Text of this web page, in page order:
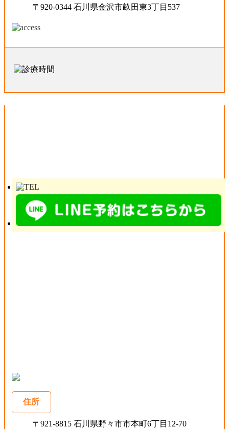
〒920-0344 石川県金沢市畝田東3丁目537
住所
〒921-8815 石川県野々市市本町6丁目12-70